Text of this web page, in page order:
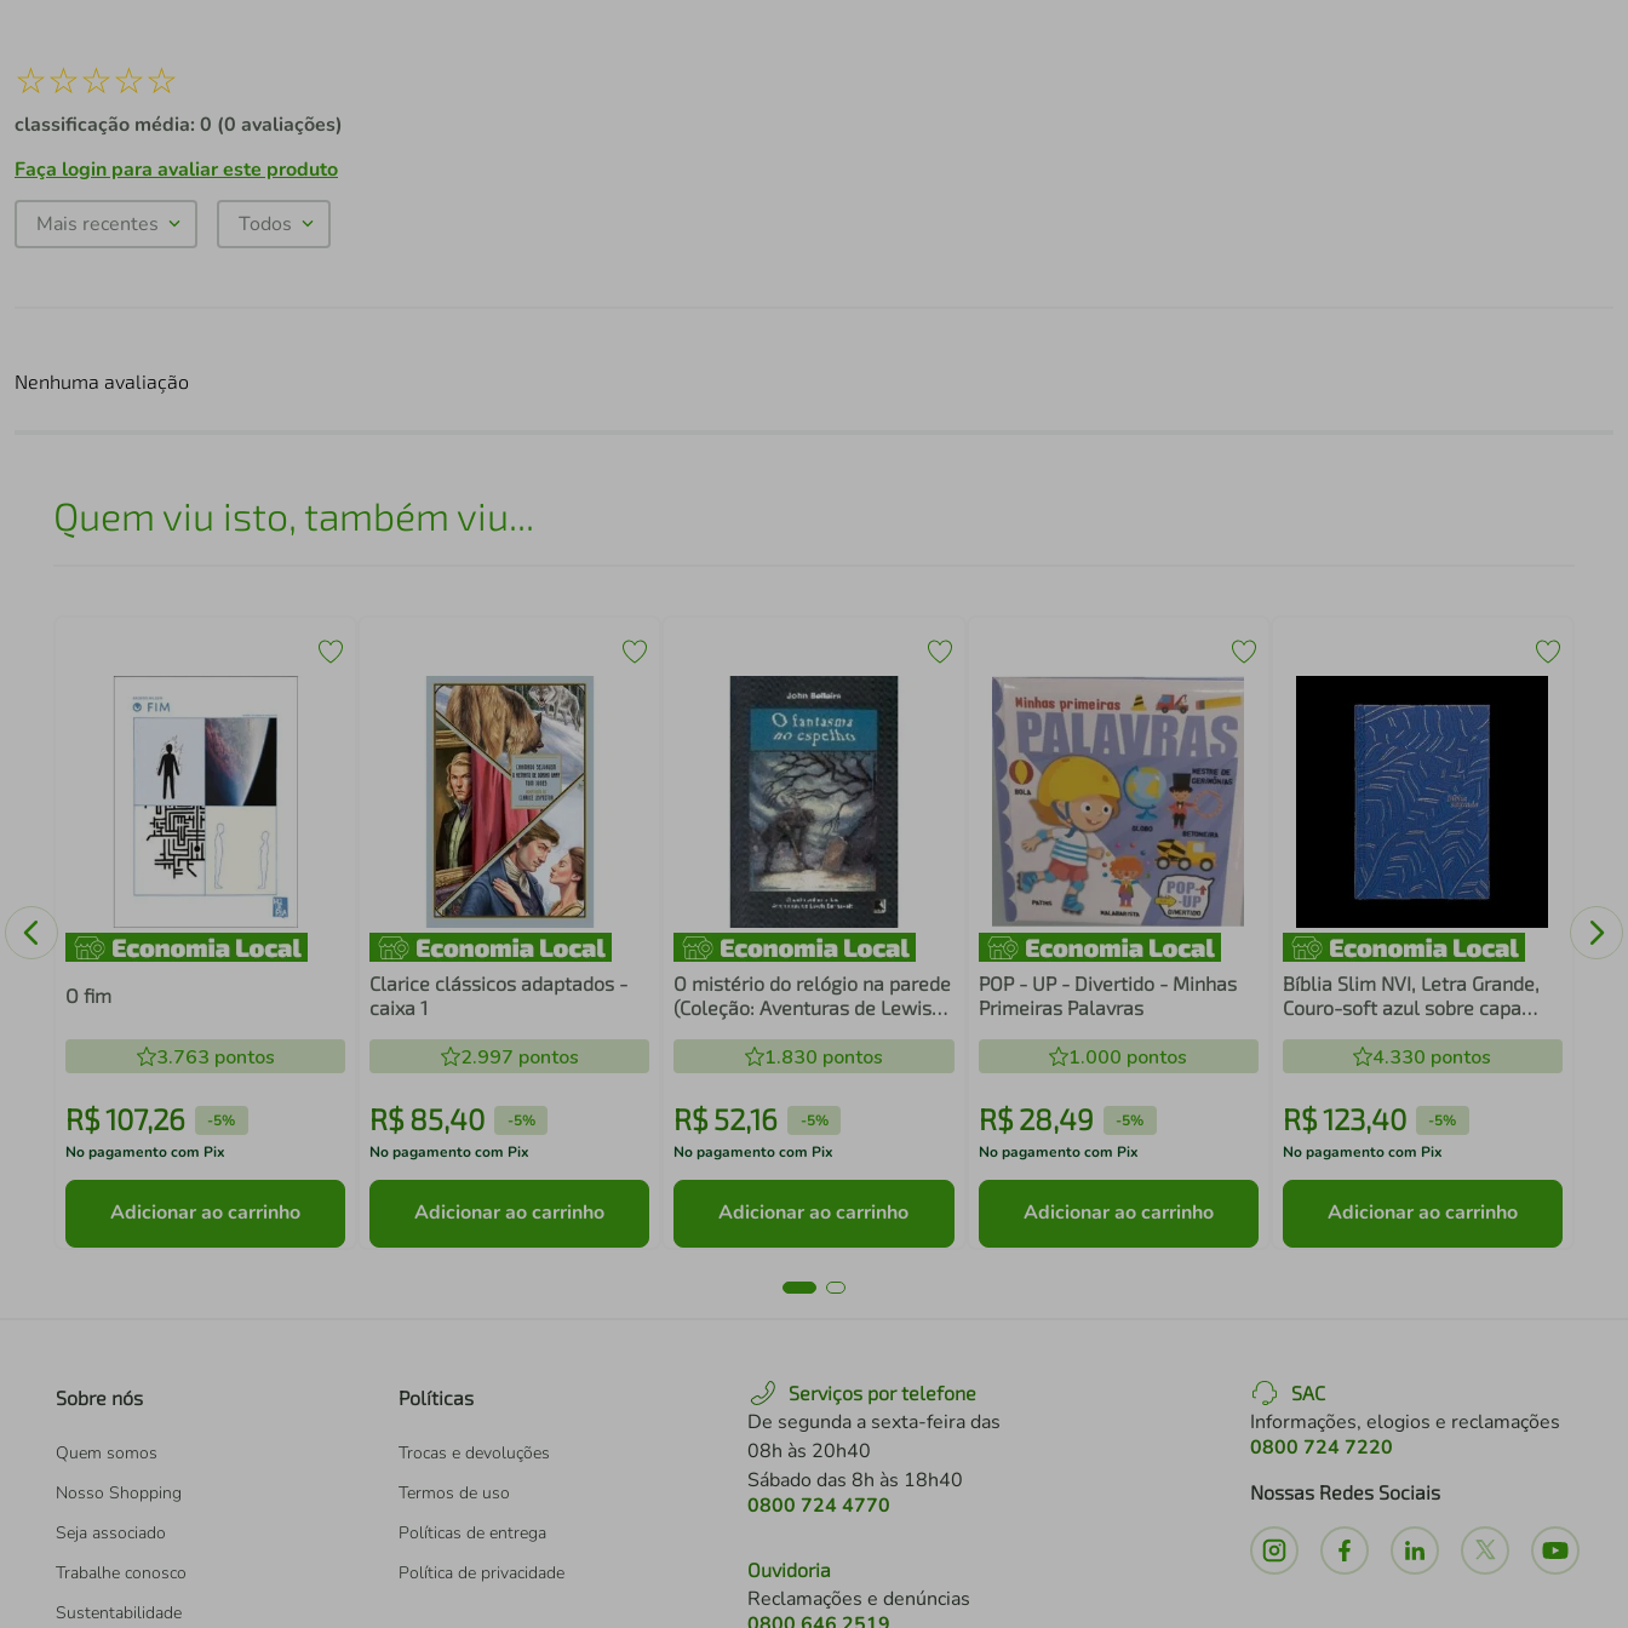
☆☆☆☆☆
classificação média: 0 (0 avaliações)
Faça login para avaliar este produto
Mais recentes Todos
Nenhuma avaliação
Quem viu isto, também viu...
O fim
3.763 pontos
R$107,26 -5%
No pagamento com Pix
Adicionar ao carrinho
Clarice clássicos adaptados -
caixa 1
2.997 pontos
R$ 85,40 -5%
No pagamento com Pix
Adicionar ao carrinho
O mistério do relógio na parede
(Coleção: Aventuras de Lewis
1.830 pontos
R$52,16 -5%
No pagamento com Pix
Adicionar ao carrinho
POP - UP - Divertido - Minhas
Primeiras Palavras
1.000 pontos
R$ 28,49 -5%
No pagamento com Pix
Adicionar ao carrinho
Bíblia Slim NVI, Letra Grande,
Couro-soft azul sobre capa
4.330 pontos
R$123,40 -5%
No pagamento com Pix
Adicionar ao carrinho
Sobre nós
Quem somos
Nosso Shopping
Seja associado
Trabalhe conosco
Sustentabilidade
Políticas
Trocas e devoluções
Termos de uso
Políticas de entrega
Política de privacidade
Serviços por telefone
De segunda a sexta-feira das
08h às 20h40
Sábado das 8h às 18h40
0800 724 4770
Ouvidoria
Reclamações e denúncias
SAC
Informações, elogios e reclamações
0800 724 7220
Nossas Redes Sociais